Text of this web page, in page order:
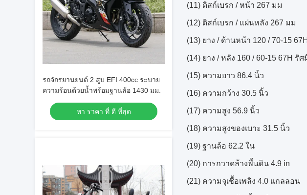
รถจักรยานยนต์ 2 สูบ EFI 400cc ระบาย
ความร้อนด้วยน้ำพร้อมฐานล้อ 1430 มม.
หา ราคา ที่ ดี ที่สุด
(11) ดิสก์เบรก / หน้า 267 มม
(12) ดิสก์เบรก / แผ่นหลัง 267 มม
(13) ยาง / ด้านหน้า 120 / 70-15
(14) ยาง / หลัง 160 / 60-15 67H รัศ
(15) ความยาว 86.4 นิ้ว
(16) ความกว้าง 30.5 นิ้ว
(17) ความสูง 56.9 นิ้ว
(18) ความสูงของเบาะ 31.5 นิ้ว
(19) ฐานล้อ 62.2 ใน
(20) การกวาดล้างพื้นดิน 4.9 in
(21) ความจุเชื้อเพลิง 4.0 แกลลอน